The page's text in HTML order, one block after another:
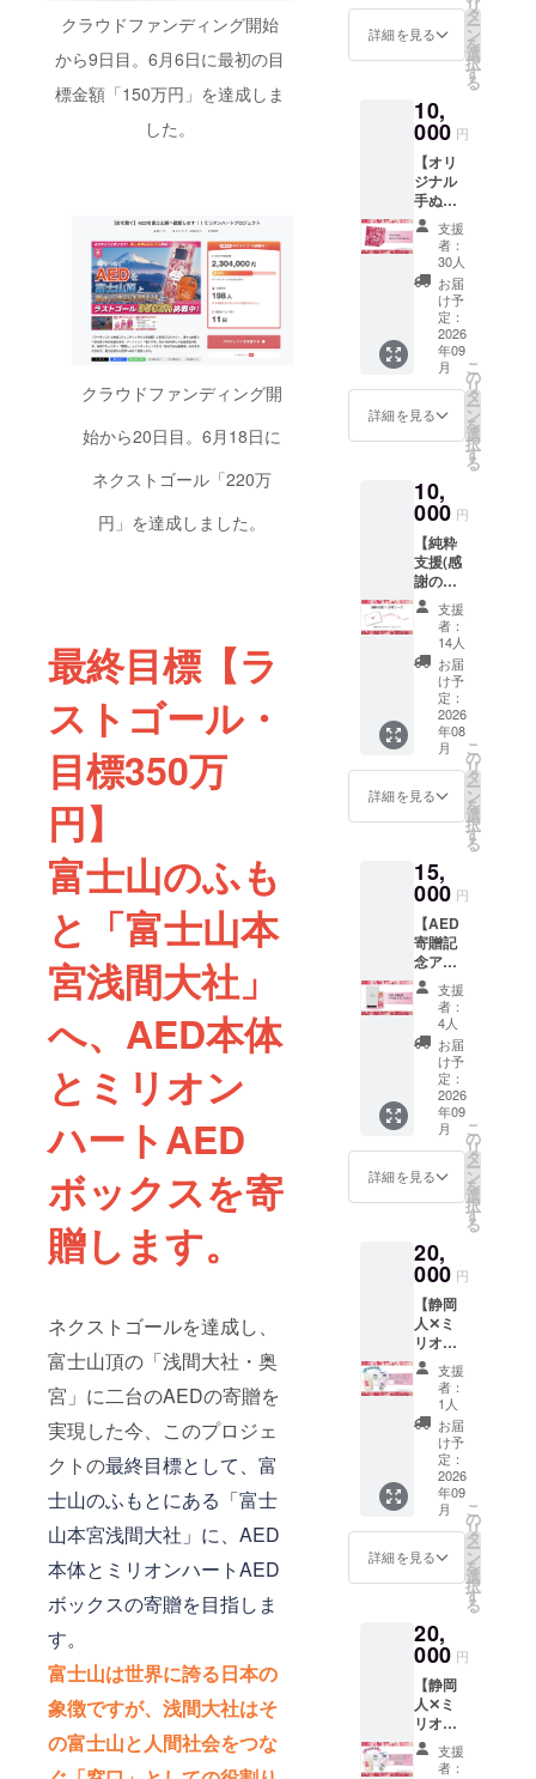
クラウドファンディング開始
から9日目。6月6日に最初の目
標金額「150万円」を達成しま
した。
クラウドファンディング開
始から20日目。6月18日に
ネクストゴール「220万
円」を達成しました。
最終目標【ラ
ストゴール・
目標350万
円】
富士山のふも
と「富士山本
宮浅間大社」
へ、AED本体
とミリオン
ハートAED
ボックスを寄
贈します。
ネクストゴールを達成し、
富士山頂の「浅間大社・奥
宮」に二台のAEDの寄贈を
実現した今、このプロジェ
クトの最終目標として、富
士山のふもとにある「富士
山本宮浅間大社」に、AED
本体とミリオンハートAED
ボックスの寄贈を目指しま
す。
富士山は世界に誇る日本の
象徴ですが、浅間大社はそ
の富士山と人間社会をつな
印刷に
よる複
は橘ナ
オキ直
筆にな
りま
す。 ※
細部デ
ザイン
は変更
になる
場合が
ござい
ます ※
梱包・
送料含
ハー
ト】
アー
ティス
オキが
書き下
ろした
ミリオ
ンハー
ト(原
画・ハ
ガキサ
イズ)を
ご支援
くだ
さった
「あな
たの想
い」と
共に富
士山頂
局」か
ら発
送。あ
なたの
元にお
届けし
ます。
サイ
ズ：
100x14
8m【ハ
ガキサ
イズ / 直
筆サイ
ン入
り】 ※
ハガキ
印)が捺
されま
柄は完
全ラン
ダムと
なりご
指定は
できま
せん ※
梱包・
送料含
詳細を見る
リ
タ
ー
ン
を
選
択
す
る
10,
000 円
【オリ
ジナル
手ぬぐ
い】 ミ
リオン
ハート
プロ
ジェク
トの象
徴でも
ある
『The
Birth』
（橘ナ
オキ
作）の
ナル手
ぬぐい
をお届
け致し
ます。
優しい
気持ち
で包み
込み普
段使い
しやす
いデザ
インで
す。 サ
イズ：
600✕60
0mm ※
になる
場合が
ござい
ます ※
梱包・
送料含
む
支援
者：
30人
お届
け予
定：
2026
年09
月
詳細を見る
こ
の
リ
タ
ー
ン
を
選
択
す
る
10,
000 円
【純粋
支援(感
謝の
メー
ル)】 感
謝の気
持ちを
込め
て、お
礼の
メッ
セージ
をお送
りしま
す。 支
援者の
の応援
がイベ
ントの
力で
す。
メール
送付は
終了後
1ヶ月以
内。 ※
メール
アドレ
スをお
間違え
の無い
ように
ご入力
援は、
1,000
円、
3,000
円、
5,000
円、
100,000
円の リ
ターン
と同じ
内容に
なりま
す。
支援
者：
14人
お届
け予
定：
2026
年08
月
詳細を見る
こ
の
リ
タ
ー
ン
を
選
択
す
る
15,
000 円
【AED
寄贈記
念アク
リルポ
スト
カード
スタン
ド】 本
プロ
ジェク
トで寄
贈する
AED
ボック
スを約
1/10サ
再現し
た、日
付入り
記念仕
様のア
クリル
スタン
ドで
す。付
属パー
ツによ
り、ポ
スト
カード
を立て
られる
のでお
緒にか
ざるの
もオス
スメで
す。 完
成サイ
ズ：
W150✕
支援
者：
4人
お届
け予
定：
2026
年09
月
詳細を見る
こ
の
リ
タ
ー
ン
を
選
択
す
る
20,
000 円
【静岡
人✕ミ
リオン
ハート
プロ
ジェク
トオリ
ジナル
グッズ
セッ
ト】
【富士
山は見
るもん
だもん
で】ver.
ンハー
トプロ
ジェク
トの象
徴でも
ある
『The
Birth」
支援
者：
1人
お届
け予
定：
2026
年09
月
詳細を見る
こ
の
リ
タ
ー
ン
を
選
択
す
る
20,
000 円
【静岡
人✕ミ
リオン
ハート
プロ支援
者：